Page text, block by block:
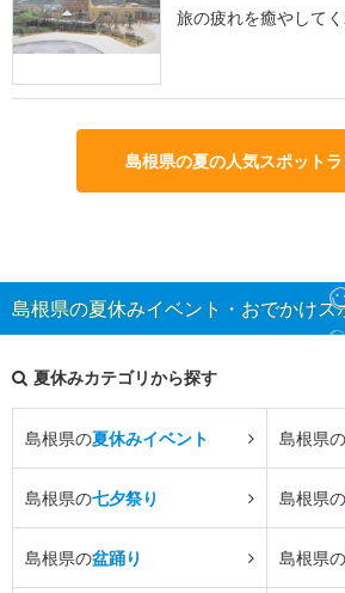
旅の疲れを癒やして
島根県の夏の人気スポット
島根県の夏休みイベント・おでかけス
夏休みカテゴリから探す
島根県の夏休みイベント 島根県の
島根県の七夕祭り 島根県の
島根県の盆踊り 島根県の